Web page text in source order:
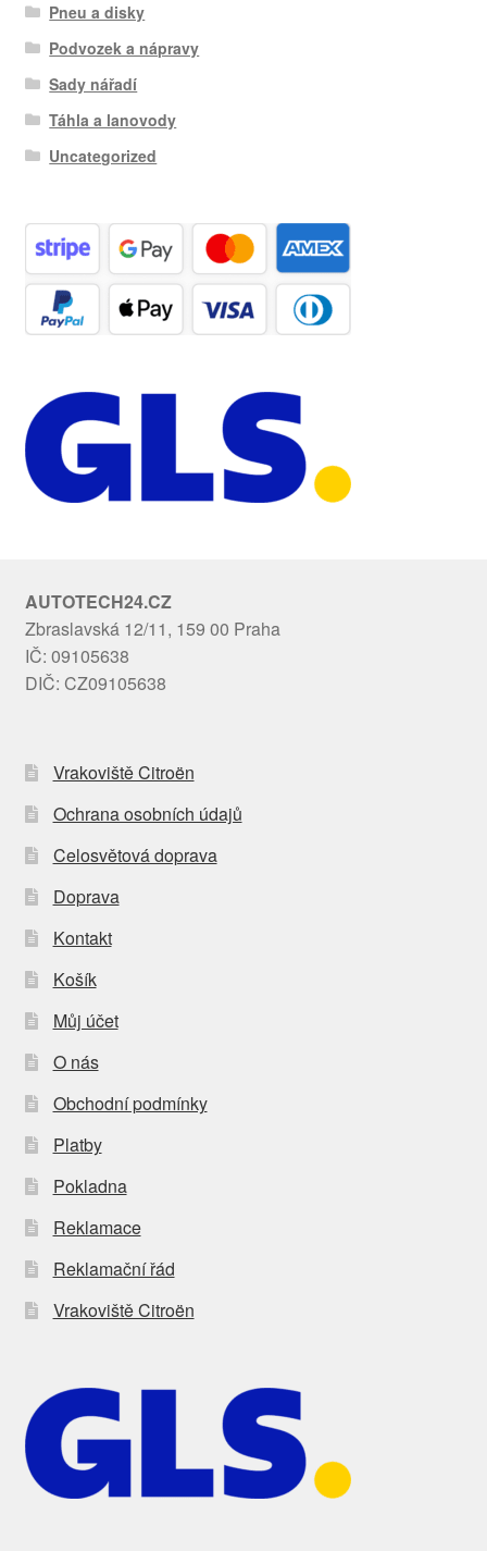
Pneu a disky
Podvozek a nápravy
Sady nářadí
Táhla a lanovody
Uncategorized
AUTOTECH24.CZ
Zbraslavská 12/11, 159 00 Praha
IČ: 09105638
DIČ: CZ09105638
Vrakoviště Citroën
Ochrana osobních údajů
Celosvětová doprava
Doprava
Kontakt
Košík
Můj účet
O nás
Obchodní podmínky
Platby
Pokladna
Reklamace
Reklamační řád
Vrakoviště Citroën